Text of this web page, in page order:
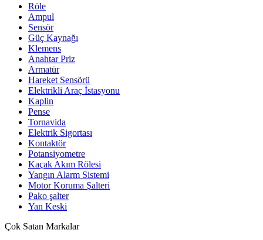
Röle
Ampul
Sensör
Güç Kaynağı
Klemens
Anahtar Priz
Armatür
Hareket Sensörü
Elektrikli Araç İstasyonu
Kaplin
Pense
Tornavida
Elektrik Sigortası
Kontaktör
Potansiyometre
Kaçak Akım Rölesi
Yangın Alarm Sistemi
Motor Koruma Şalteri
Pako şalter
Yan Keski
Çok Satan Markalar